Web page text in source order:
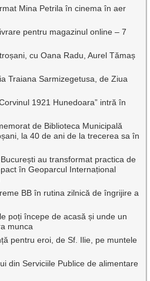
Mina Petrila în cinema în aer
pentru magazinul online – 7
cu Oana Radu, Aurel Tămaș
Traiana Sarmizegetusa, de Ziua
1921 Hunedoara” intră în
de Biblioteca Municipală
la 40 de ani de la trecerea sa în
au transformat practica de
în Geoparcul Internațional
BB în rutina zilnică de îngrijire a
poți începe de acasă și unde un
munca
pentru eroi, de Sf. Ilie, pe muntele
din Serviciile Publice de alimentare